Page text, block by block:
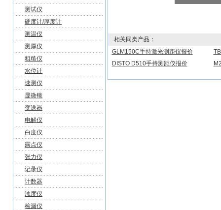
测试仪
硬度计/厚度计
测温仪
测厚仪
粗糙仪
水位计
速测仪
显微镜
变送器
电解仪
白度仪
露点仪
张力仪
记录仪
计数器
浊度仪
检漏仪
相关同类产品：
GLM150C手持激光测距仪报价
DISTO D510手持测距仪报价